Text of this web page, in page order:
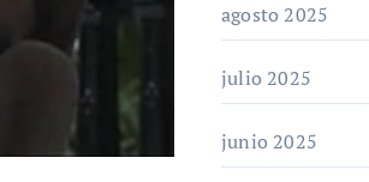
agosto 2025
julio 2025
junio 2025